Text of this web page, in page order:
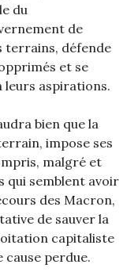
du
de
terrains, défende
et se
leurs aspirations.
bien que la
impose ses
malgré et
qui semblent avoir
des Macron,
de sauver la
capitaliste
cause perdue.